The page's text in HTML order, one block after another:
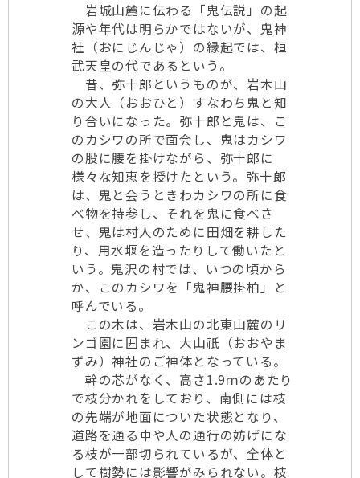
岩城山麓に伝わる「鬼伝説」の起
源や年代は明らかではないが、鬼神
社（おにじんじゃ）の縁起では、桓
武天皇の代であるという。
昔、弥十郎というものが、岩木山
の大人（おおひと）すなわち鬼と知
り合いになった。弥十郎と鬼は、こ
のカシワの所で面会し、鬼はカシワ
の股に腰を掛けながら、弥十郎に
様々な知恵を授けたという。弥十郎
は、鬼と会うときわカシワの所に食
べ物を持参し、それを鬼に食べさ
せ、鬼は村人のために田畑を耕した
り、用水堰を造ったりして働いたと
いう。鬼沢の村では、いつの頃から
か、このカシワを「鬼神腰掛柏」と
呼んでいる。
この木は、岩木山の北東山麓のリ
ンゴ園に囲まれ、大山祇（おおやま
ずみ）神社のご神体となっている。
幹の芯がなく、高さ1.9ｍのあたり
で枝分かれをしており、南側には枝
の先端が地面についた状態となり、
道路を通る車や人の通行の妨げにな
る枝が一部切られているが、全体と
して樹勢には影響がみられない。枝